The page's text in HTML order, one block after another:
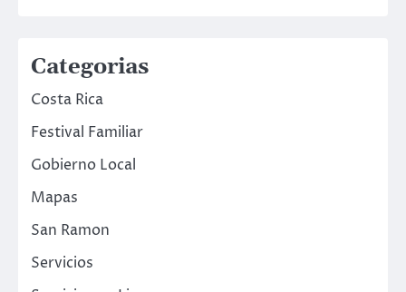
Categorias
Costa Rica
Festival Familiar
Gobierno Local
Mapas
San Ramon
Servicios